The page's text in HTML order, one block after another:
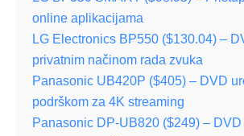
online aplikacijama
LG Electronics BP550 ($130.04) –
privatnim načinom rada zvuka
Panasonic UB420P ($405) – DVD
podrškom za 4K streaming
Panasonic DP-UB820 ($249) –